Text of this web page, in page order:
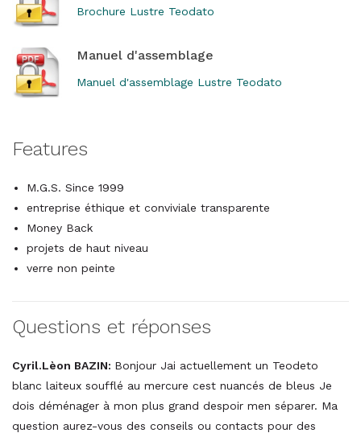
Brochure Lustre Teodato
Manuel d'assemblage
Manuel d'assemblage Lustre Teodato
Features
M.G.S. Since 1999
entreprise éthique et conviviale transparente
Money Back
projets de haut niveau
verre non peinte
Questions et réponses
Cyril.Lèon BAZIN: Bonjour Jai actuellement un Teodeto
blanc laiteux soufflé au mercure cest nuancés de bleus Je
dois déménager à mon plus grand despoir men séparer. Ma
question aurez-vous des conseils ou contacts pour des